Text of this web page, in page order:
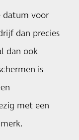
datum voor
dan precies
dan ook
is
met een